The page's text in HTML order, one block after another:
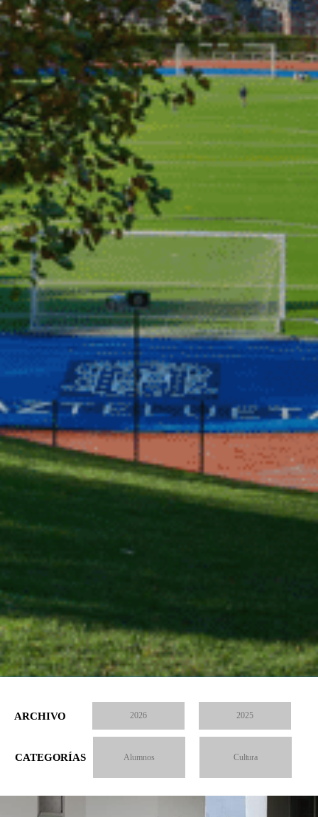
ARCHIVO 2026 2025
CATEGORÍAS Alumnos Cultura